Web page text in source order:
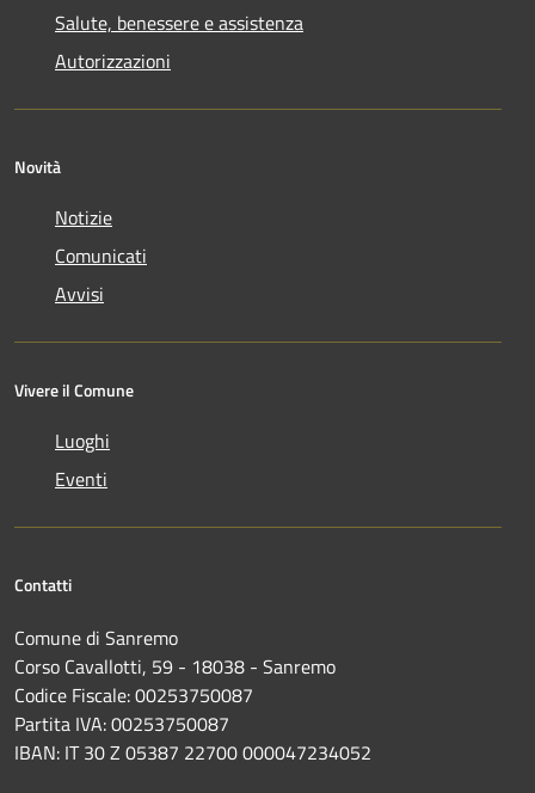
Salute, benessere e assistenza
Autorizzazioni
Novità
Notizie
Comunicati
Avvisi
Vivere il Comune
Luoghi
Eventi
Contatti
Comune di Sanremo
Corso Cavallotti, 59 - 18038 - Sanremo
Codice Fiscale: 00253750087
Partita IVA: 00253750087
IBAN: IT 30 Z 05387 22700 000047234052